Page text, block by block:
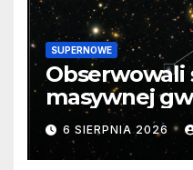
SUPERNOWE
Obserwowali
masywnej
samego
cenne dane
6 SIERPNIA 2026